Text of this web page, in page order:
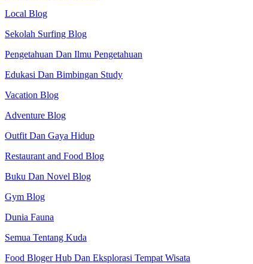
Local Blog
Sekolah Surfing Blog
Pengetahuan Dan Ilmu Pengetahuan
Edukasi Dan Bimbingan Study
Vacation Blog
Adventure Blog
Outfit Dan Gaya Hidup
Restaurant and Food Blog
Buku Dan Novel Blog
Gym Blog
Dunia Fauna
Semua Tentang Kuda
Food Bloger Hub Dan Eksplorasi Tempat Wisata